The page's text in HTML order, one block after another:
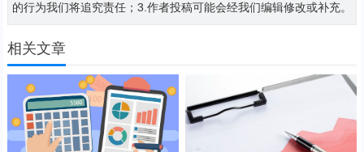
的行为我们将追究责任；3.作者投稿可能会经我们编辑修改或补充。
相关文章